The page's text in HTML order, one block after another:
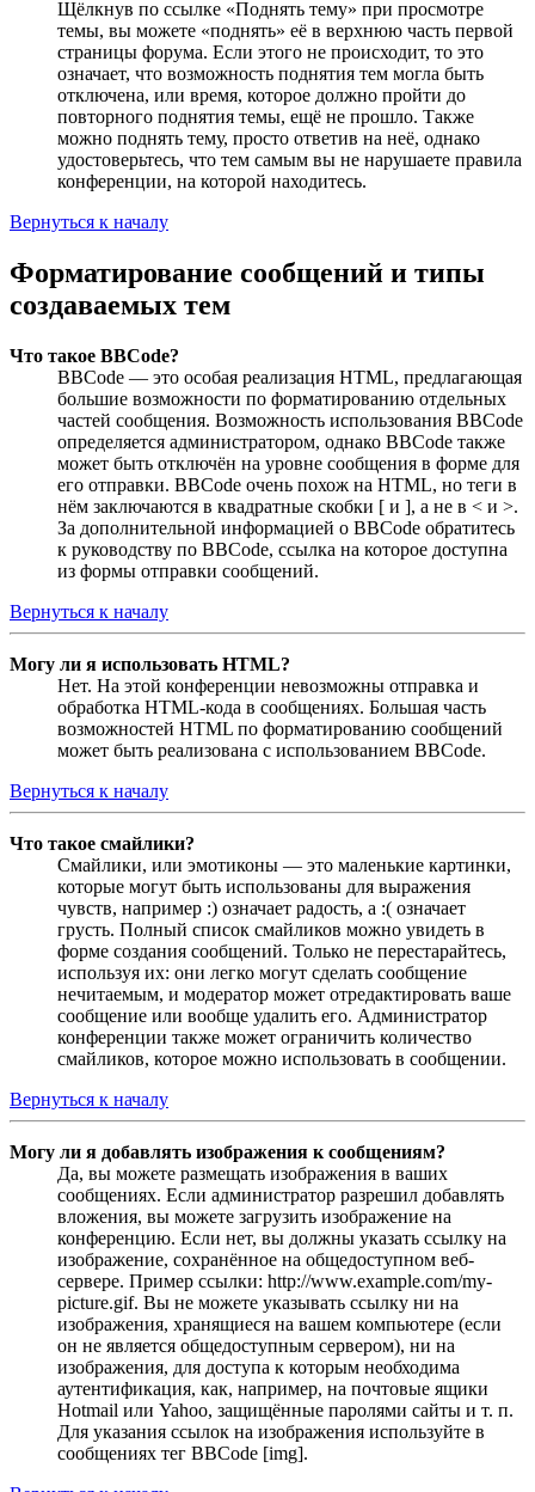
Щёлкнув по ссылке «Поднять тему» при просмотре
темы, вы можете «поднять» её в верхнюю часть первой
страницы форума. Если этого не происходит, то это
означает, что возможность поднятия тем могла быть
отключена, или время, которое должно пройти до
повторного поднятия темы, ещё не прошло. Также
можно поднять тему, просто ответив на неё, однако
удостоверьтесь, что тем самым вы не нарушаете правила
конференции, на которой находитесь.
Вернуться к началу
Форматирование сообщений и типы
создаваемых тем
Что такое BBCode?
BBCode — это особая реализация HTML, предлагающая
большие возможности по форматированию отдельных
частей сообщения. Возможность использования BBCode
определяется администратором, однако BBCode также
может быть отключён на уровне сообщения в форме для
его отправки. BBCode очень похож на HTML, но теги в
нём заключаются в квадратные скобки [ и ], а не в < и >.
За дополнительной информацией о BBCode обратитесь
к руководству по BBCode, ссылка на которое доступна
из формы отправки сообщений.
Вернуться к началу
Могу ли я использовать HTML?
Нет. На этой конференции невозможны отправка и
обработка HTML-кода в сообщениях. Большая часть
возможностей HTML по форматированию сообщений
может быть реализована с использованием BBCode.
Вернуться к началу
Что такое смайлики?
Смайлики, или эмотиконы — это маленькие картинки,
которые могут быть использованы для выражения
чувств, например :) означает радость, а :( означает
грусть. Полный список смайликов можно увидеть в
форме создания сообщений. Только не перестарайтесь,
используя их: они легко могут сделать сообщение
нечитаемым, и модератор может отредактировать ваше
сообщение или вообще удалить его. Администратор
конференции также может ограничить количество
смайликов, которое можно использовать в сообщении.
Вернуться к началу
Могу ли я добавлять изображения к сообщениям?
Да, вы можете размещать изображения в ваших
сообщениях. Если администратор разрешил добавлять
вложения, вы можете загрузить изображение на
конференцию. Если нет, вы должны указать ссылку на
изображение, сохранённое на общедоступном веб-
сервере. Пример ссылки: http://www.example.com/my-
picture.gif. Вы не можете указывать ссылку ни на
изображения, хранящиеся на вашем компьютере (если
он не является общедоступным сервером), ни на
изображения, для доступа к которым необходима
аутентификация, как, например, на почтовые ящики
Hotmail или Yahoo, защищённые паролями сайты и т. п.
Для указания ссылок на изображения используйте в
сообщениях тег BBCode [img].